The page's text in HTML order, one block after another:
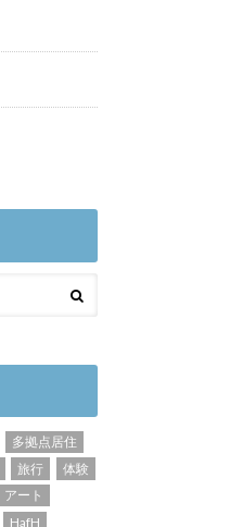
多拠点居住
旅行
体験
アート
HafH